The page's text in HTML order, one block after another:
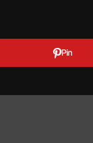
Pin